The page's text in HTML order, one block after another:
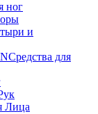
ног
и
Средства для
Лица